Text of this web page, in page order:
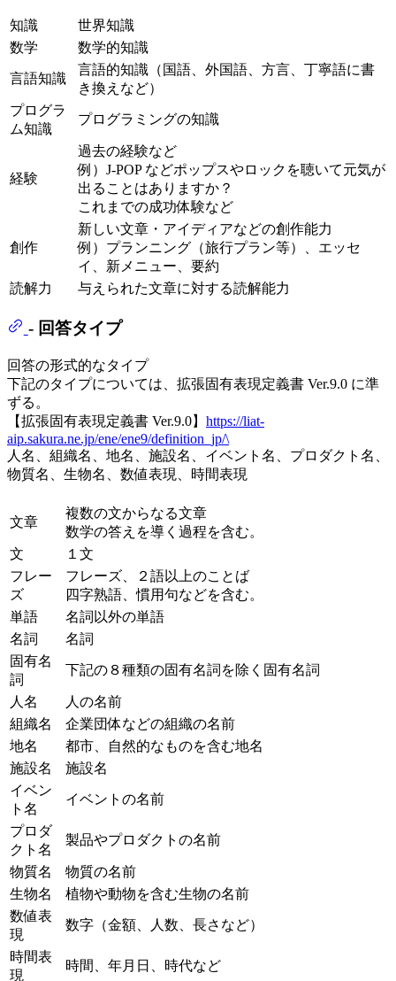
知識
世界知識
数学
数学的知識
言語知識
言語的知識（国語、外国語、方言、丁寧語に書
き換えなど）
プログラ
ム知識
プログラミングの知識
経験
過去の経験など
例）J-POP などポップスやロックを聴いて元気が
出ることはありますか？
これまでの成功体験など
創作
新しい文章・アイディアなどの創作能力
例）プランニング（旅行プラン等）、エッセ
イ、新メニュー、要約
読解力
与えられた文章に対する読解能力
- 回答タイプ
回答の形式的なタイプ
下記のタイプについては、拡張固有表現定義書 Ver.9.0 に準
ずる。
【拡張固有表現定義書 Ver.9.0】 https://liat-
aip.sakura.ne.jp/ene/ene9/definition_jp/\
人名、組織名、地名、施設名、イベント名、プロダクト名、
物質名、生物名、数値表現、時間表現
文章
複数の文からなる文章
数学の答えを導く過程を含む。
文
１文
フレー
ズ
フレーズ、２語以上のことば
四字熟語、慣用句などを含む。
単語
名詞以外の単語
名詞
名詞
固有名
詞
下記の８種類の固有名詞を除く固有名詞
人名
人の名前
組織名
企業団体などの組織の名前
地名
都市、自然的なものを含む地名
施設名
施設名
イベン
ト名
イベントの名前
プロダ
クト名
製品やプロダクトの名前
物質名
物質の名前
生物名
植物や動物を含む生物の名前
数値表
現
数字（金額、人数、長さなど）
時間表
現
時間、年月日、時代など